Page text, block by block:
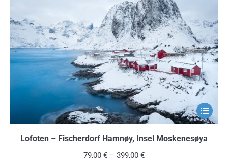
können
auf
der
gewählt
werden
Dieses
Produkt
weist
Lofoten – Fischerdorf Hamnøy, Insel Moskenesøya
79,00 € – 399,00 €